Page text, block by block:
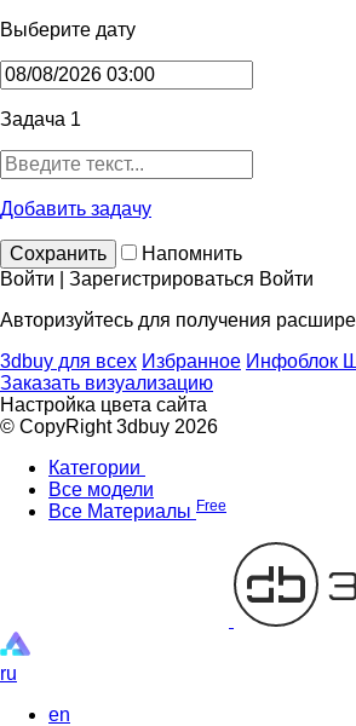
Выберите дату
Задача 1
Добавить задачу
Сохранить
Напомнить
Войти | Зарегистрироваться Войти
Авторизуйтесь для получения
3dbuy для всех Избранное Инфоблок
Заказать визуализацию
Настройка цвета сайта
© CopyRight 3dbuy 2026
Категории
Все модели
Все Материалы Free
ru
en